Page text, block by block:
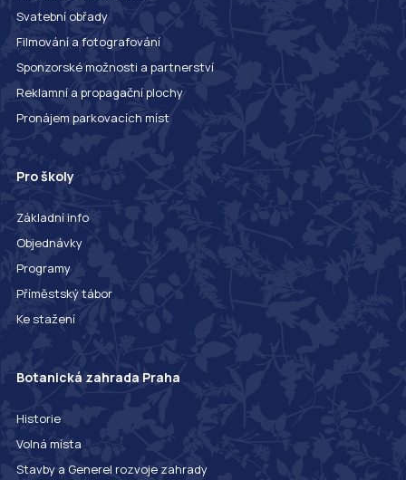
Svatební obřady
Filmování a fotografování
Sponzorské možnosti a partnerství
Reklamní a propagační plochy
Pronájem parkovacích míst
Pro školy
Základní info
Objednávky
Programy
Příměstský tábor
Ke stažení
Botanická zahrada Praha
Historie
Volná místa
Stavby a Generel rozvoje zahrady